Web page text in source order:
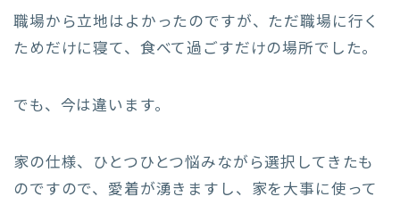
職場から立地はよかったのですが、ただ職場に行く
ためだけに寝て、食べて過ごすだけの場所でした。
でも、今は違います。
家の仕様、ひとつひとつ悩みながら選択してきたも
のですので、愛着が湧きますし、家を大事に使って